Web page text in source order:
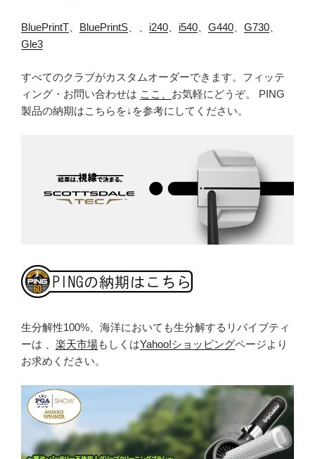
BluePrintT BluePrintS i240 i540 G440 G730
Gle3
すべてのクラブがカスタムオーダーできます。フィッテ
ィング・お問い合わせは ここ、 お気軽にどうぞ。 PING
製品の納期はこちらを↓を参考にしてください。
生分解性100%、海洋においても生分解するリバイブティ
ーは 、 楽天市場もしくはYahoo!ショッピングページより
お求めください。